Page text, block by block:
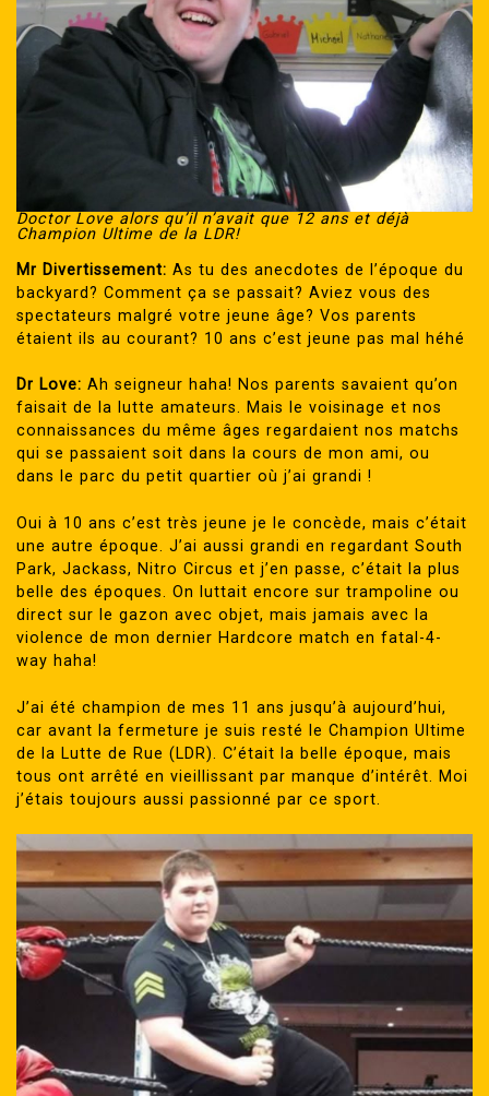
Doctor Love alors qu’il n’avait que 12 ans et déjà
Champion Ultime de la LDR!
Mr Divertissement: As tu des anecdotes de l’époque du
backyard? Comment ça se passait? Aviez vous des
spectateurs malgré votre jeune âge? Vos parents
étaient ils au courant? 10 ans c’est jeune pas mal héhé
Dr Love: Ah seigneur haha! Nos parents savaient qu’on
faisait de la lutte amateurs. Mais le voisinage et nos
connaissances du même âges regardaient nos matchs
qui se passaient soit dans la cours de mon ami, ou
dans le parc du petit quartier où j’ai grandi !
Oui à 10 ans c’est très jeune je le concède, mais c’était
une autre époque. J’ai aussi grandi en regardant South
Park, Jackass, Nitro Circus et j’en passe, c’était la plus
belle des époques. On luttait encore sur trampoline ou
direct sur le gazon avec objet, mais jamais avec la
violence de mon dernier Hardcore match en fatal-4-
way haha!
J’ai été champion de mes 11 ans jusqu’à aujourd’hui,
car avant la fermeture je suis resté le Champion Ultime
de la Lutte de Rue (LDR). C’était la belle époque, mais
tous ont arrêté en vieillissant par manque d’intérêt. Moi
j’étais toujours aussi passionné par ce sport.